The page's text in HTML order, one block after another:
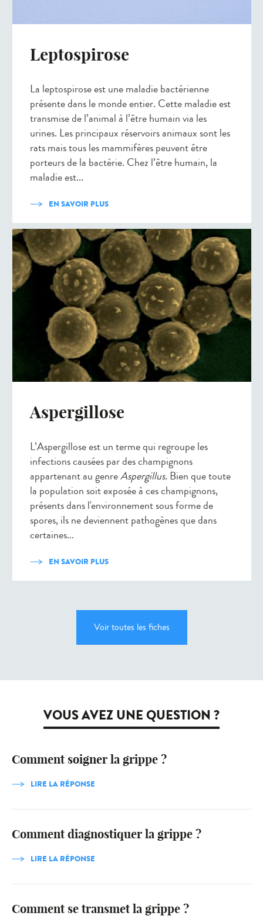
Leptospirose
La leptospirose est une maladie bactérienne
présente dans le monde entier. Cette maladie est
transmise de l’animal à l’être humain via les
urines. Les principaux réservoirs animaux sont les
rats mais tous les mammifères peuvent être
porteurs de la bactérie. Chez l’être humain, la
maladie est...
EN SAVOIR PLUS
Aspergillose
L’Aspergillose est un terme qui regroupe les
infections causées par des champignons
appartenant au genreAspergillus.Bien que toute
la population soit exposée à ces champignons,
présents dans l'environnement sous forme de
spores, ils ne deviennent pathogènes que dans
certaines...
EN SAVOIR PLUS
Voir toutes les fiches
VOUS AVEZ UNE QUESTION ?
Comment soigner la grippe ?
LIRE LA RÉPONSE
Comment diagnostiquer la grippe ?
LIRE LA RÉPONSE
Comment se transmet la grippe ?